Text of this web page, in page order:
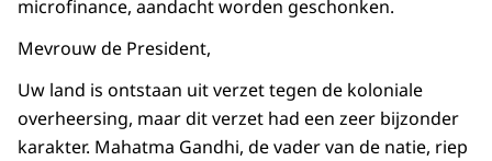
microfinance, aandacht worden geschonken.
Mevrouw de President,
Uw land is ontstaan uit verzet tegen de koloniale
overheersing, maar dit verzet had een zeer bijzonder
karakter. Mahatma Gandhi, de vader van de natie, riep